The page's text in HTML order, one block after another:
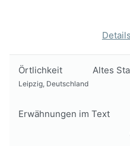
Details
Örtlichkeit Altes
Leipzig, Deutschland
Erwähnungen im Text